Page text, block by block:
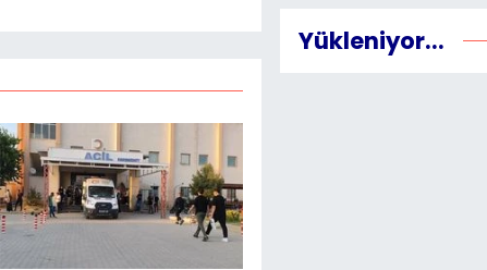
Yükleniyor...